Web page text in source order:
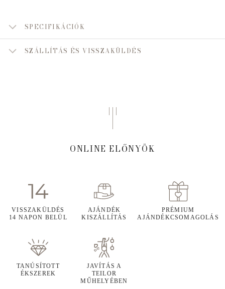
SPECIFIKÁCIÓK
SZÁLLÍTÁS ÉS VISSZAKÜLDÉS
ONLINE ELŐNYÖK
VISSZAKÜLDÉS
14 NAPON BELÜL
AJÁNDÉK
KISZÁLLÍTÁS
PRÉMIUM
AJÁNDÉKCSOMAGOLÁS
TANÚSÍTOTT
ÉKSZEREK
JAVÍTÁS A
TEILOR
MŰHELYÉBEN